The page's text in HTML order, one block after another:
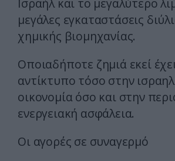
Ισραήλ και το μεγαλύτερο
μεγάλες εγκαταστάσεις
χημικής βιομηχανίας.
Οποιαδήποτε ζημιά εκεί
αντίκτυπο τόσο στην
οικονομία όσο και στην
ενεργειακή ασφάλεια.
Οι αγορές σε συναγερμό